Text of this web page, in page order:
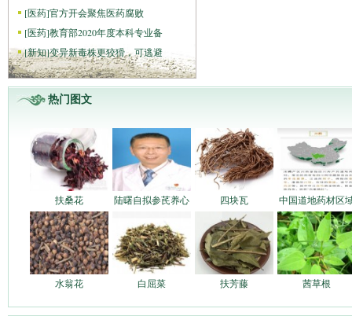
[医药]官方开会聚焦医药腐败
[医药]教育部2020年度本科专业备
[新知]变异新毒株更狡猾，可逃避
热门图文
扶桑花 陆曙自拟参芪养心 四块瓦 中国道地药材区
水翁花 白屈菜 扶芳藤 茜草根